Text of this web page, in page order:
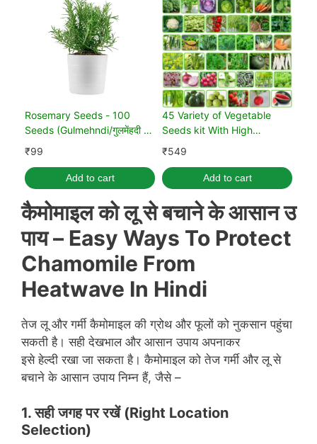
Rosemary Seeds - 100
Seeds (Gulmehndi/गुलमेंहदी के
बीज)
₹99
Add to cart
45 Variety of Vegetable
Seeds kit With High
Germination Rate
₹549
Add to cart
कैमोमाइलकोलूसेबचानेकेआसानउ
पाय– Easy Ways To Protect
Chamomile From
Heatwave In Hindi
तेज लू और गर्मी कैमोमाइल की ग्रोथ और फूलों को नुकसान पहुंचा
सकती है। सही देखभाल और आसान उपाय अपनाकर
इसे हेल्दी रखा जा सकता है। कैमोमाइल को तेज गर्मी और लू से
बचाने के आसान उपाय निम्न हैं, जैसे –
1.सही जगह पर रखें (Right Location
Selection)